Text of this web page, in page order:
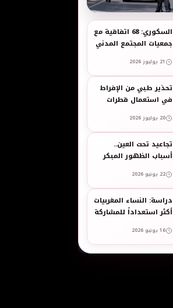
السكوري: 68 اتفاقية مع
جمعيات المجتمع المدني
والنساء في العمل
21 يوليوز 2026
تحذير طبي من الإفراط
في استعمال قطرات
المضيقة للأوعية
20 يوليوز 2026
تجاعيد تحت العين..
أسباب الظهور المبكر
بالبشرة الحساسة -
taroudant press
22 يونيو 2026
دراسة: النساء المغربيات
أكثر استعداداً للمشاركة
بالرجال
16 يونيو 2026